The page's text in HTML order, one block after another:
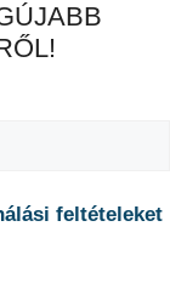
feltételeket